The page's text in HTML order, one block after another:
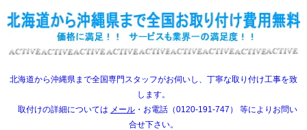
北海道から沖縄県まで全国専門スタッフがお伺いし、丁寧な取り付け工事を致
します。
取付けの詳細については メール ・お電話（0120-191-747） 等によりお問い
合せ下さい。